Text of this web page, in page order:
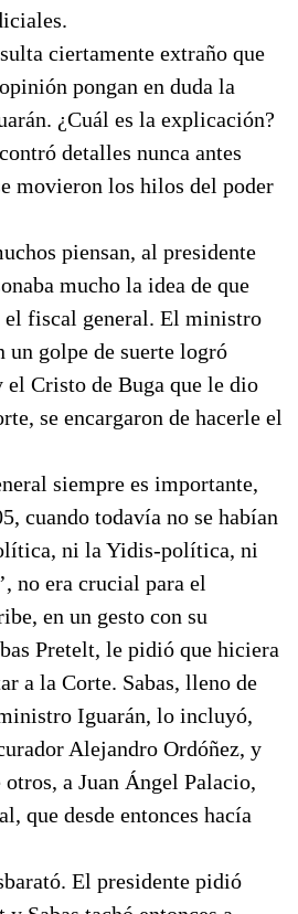
ciertamente extraño que
pongan en duda la
¿Cuál es la explicación?
detalles nunca antes
movieron los hilos del poder
piensan, al presidente
mucho la idea de que
fiscal general. El ministro
un golpe de suerte logró
Cristo de Buga que le dio
se encargaron de hacerle el
siempre es importante,
cuando todavía no se habían
ni la Yidis-política, ni
no era crucial para el
en un gesto con su
Pretelt, le pidió que hiciera
a la Corte. Sabas, lleno de
Iguarán, lo incluyó,
Alejandro Ordóñez, y
a Juan Ángel Palacio,
que desde entonces hacía
El presidente pidió